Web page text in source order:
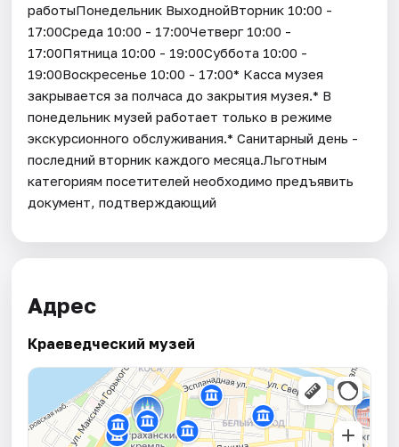
работыПонедельник ВыходнойВторник 10:00 -
17:00Среда 10:00 - 17:00Четверг 10:00 -
17:00Пятница 10:00 - 19:00Суббота 10:00 -
19:00Воскресенье 10:00 - 17:00* Касса музея
закрывается за полчаса до закрытия музея.* В
понедельник музей работает только в режиме
экскурсионного обслуживания.* Санитарный день -
последний вторник каждого месяца.Льготным
категориям посетителей необходимо предъявить
документ, подтверждающий
Адрес
Краеведческий музей